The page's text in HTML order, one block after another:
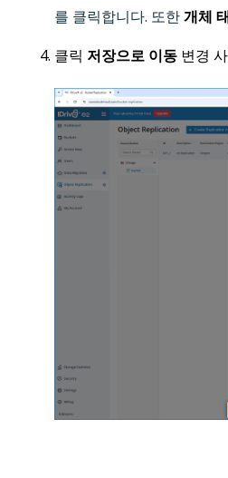
를 클릭합니다. 또한개체
클릭 저장으로 이동 변경